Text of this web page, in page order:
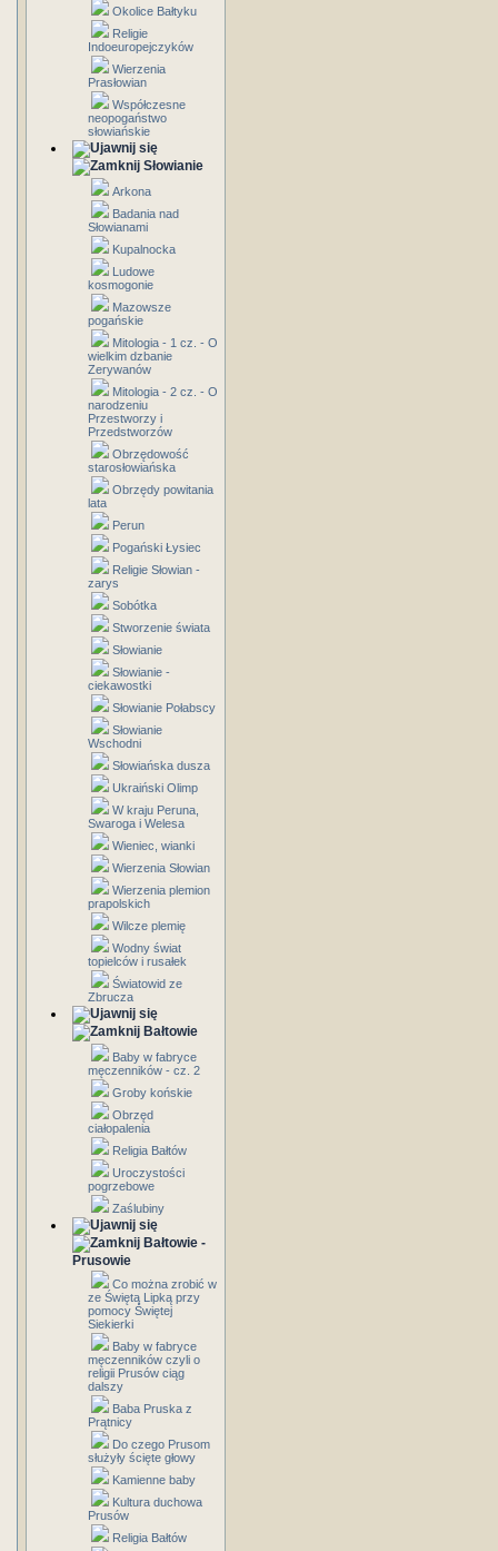
Okolice Bałtyku
Religie
Indoeuropejczyków
Wierzenia
Prasłowian
Współczesne
neopogaństwo
słowiańskie
Słowianie
Arkona
Badania nad
Słowianami
Kupalnocka
Ludowe
kosmogonie
Mazowsze
pogańskie
Mitologia - 1 cz. - O
wielkim dzbanie
Zerywanów
Mitologia - 2 cz. - O
narodzeniu
Przestworzy i
Przedstworzów
Obrzędowość
starosłowiańska
Obrzędy powitania
lata
Perun
Pogański Łysiec
Religie Słowian -
zarys
Sobótka
Stworzenie świata
Słowianie
Słowianie -
ciekawostki
Słowianie Połabscy
Słowianie
Wschodni
Słowiańska dusza
Ukraiński Olimp
W kraju Peruna,
Swaroga i Welesa
Wieniec, wianki
Wierzenia Słowian
Wierzenia plemion
prapolskich
Wilcze plemię
Wodny świat
topielców i rusałek
Światowid ze
Zbrucza
Bałtowie
Baby w fabryce
męczenników - cz. 2
Groby końskie
Obrzęd
ciałopalenia
Religia Bałtów
Uroczystości
pogrzebowe
Zaślubiny
Bałtowie -
Prusowie
Co można zrobić w
ze Świętą Lipką przy
pomocy Świętej
Siekierki
Baby w fabryce
męczenników czyli o
religii Prusów ciąg
dalszy
Baba Pruska z
Prątnicy
Do czego Prusom
służyły ścięte głowy
Kamienne baby
Kultura duchowa
Prusów
Religia Bałtów